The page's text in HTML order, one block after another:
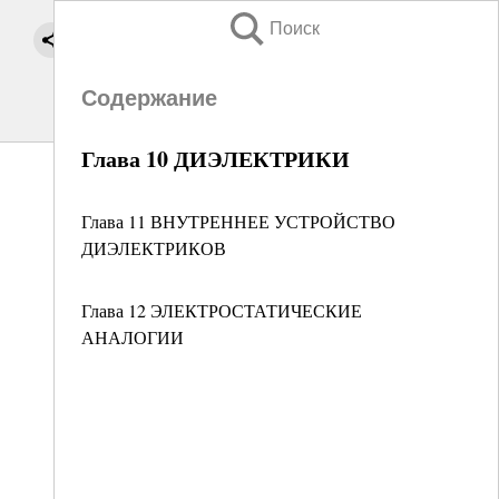
Поиск
Содержание
Глава 10 ДИЭЛЕКТРИКИ
Глава 11 ВНУТРЕННЕЕ УСТРОЙСТВО
ДИЭЛЕКТРИКОВ
Глава 12 ЭЛЕКТРОСТАТИЧЕСКИЕ
АНАЛОГИИ